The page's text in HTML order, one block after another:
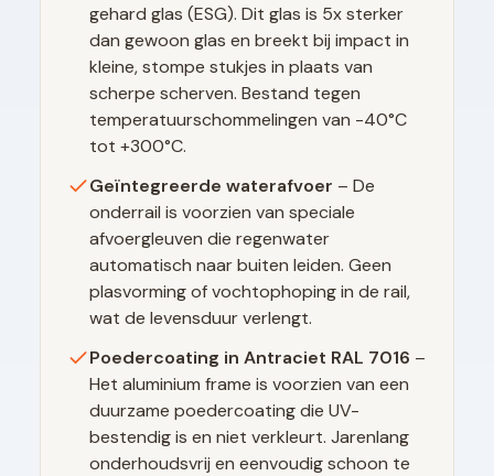
gehard glas (ESG). Dit glas is 5x sterker
dan gewoon glas en breekt bij impact in
kleine, stompe stukjes in plaats van
scherpe scherven. Bestand tegen
temperatuurschommelingen van -40°C
tot +300°C.
Geïntegreerde waterafvoer – De
onderrail is voorzien van speciale
afvoergleuven die regenwater
automatisch naar buiten leiden. Geen
plasvorming of vochtophoping in de rail,
wat de levensduur verlengt.
Poedercoating in Antraciet RAL 7016 –
Het aluminium frame is voorzien van een
duurzame poedercoating die UV-
bestendig is en niet verkleurt. Jarenlang
onderhoudsvrij en eenvoudig schoon te